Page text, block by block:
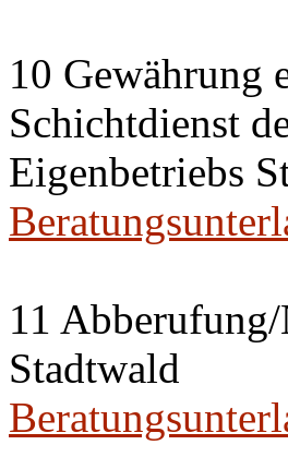
10 Gewährung
Schichtdienst
Eigenbetriebs
11
Stadtwald